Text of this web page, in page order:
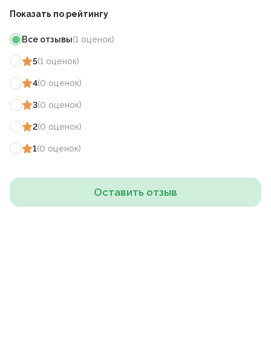
Показать по рейтингу
Все отзывы(1 оценок)
5(1 оценок)
4(0 оценок)
3(0 оценок)
2(0 оценок)
1(0 оценок)
Оставить отзыв